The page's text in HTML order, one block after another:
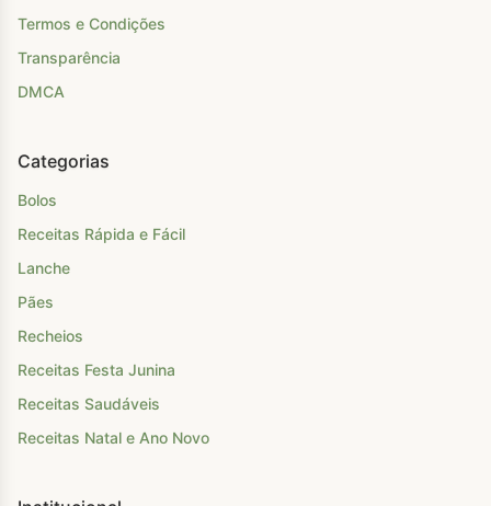
Termos e Condições
Transparência
DMCA
Categorias
Bolos
Receitas Rápida e Fácil
Lanche
Pães
Recheios
Receitas Festa Junina
Receitas Saudáveis
Receitas Natal e Ano Novo